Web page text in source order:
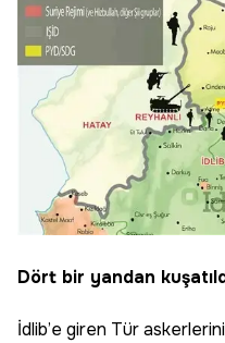
Dört bir yandan
İdlib’e giren Tür